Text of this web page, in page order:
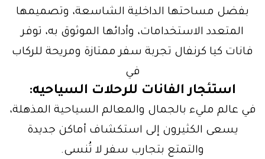
بفضل مساحتها الداخلية الشاسعة، وتصميمها
المتعدد الاستخدامات، وأدائها الموثوق به، توفر
فانات كيا كرنفال تجربة سفر ممتازة ومريحة للركاب
في
استئجار الفانات للرحلات السياحيه:
في عالم مليء بالجمال والمعالم السياحية المذهلة،
يسعى الكثيرون إلى استكشاف أماكن جديدة
والتمتع بتجارب سفر لا تُنسى.